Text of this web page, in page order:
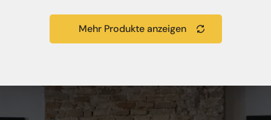
Mehr Produkte anzeigen